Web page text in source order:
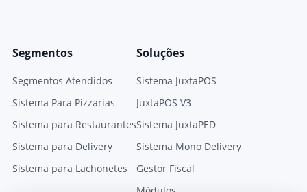
Segmentos
Segmentos Atendidos
Sistema Para Pizzarias
Sistema para Restaurantes
Sistema para Delivery
Sistema para Lachonetes
Soluções
Sistema JuxtaPOS
JuxtaPOS V3
Sistema JuxtaPED
Sistema Mono Delivery
Gestor Fiscal